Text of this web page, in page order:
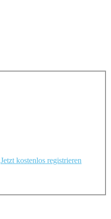
Jetzt kostenlos registrieren